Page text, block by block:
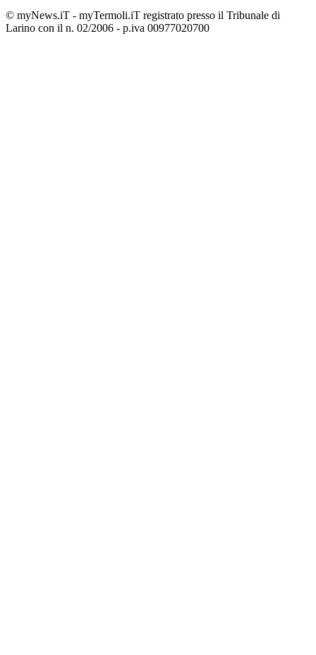
© myNews.iT - myTermoli.iT registrato presso il Tribunale di
Larino con il n. 02/2006 - p.iva 00977020700